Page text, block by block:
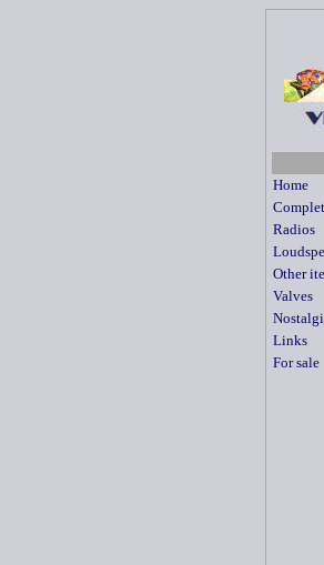
Home
Radios
Other
Valves
Links
For sale